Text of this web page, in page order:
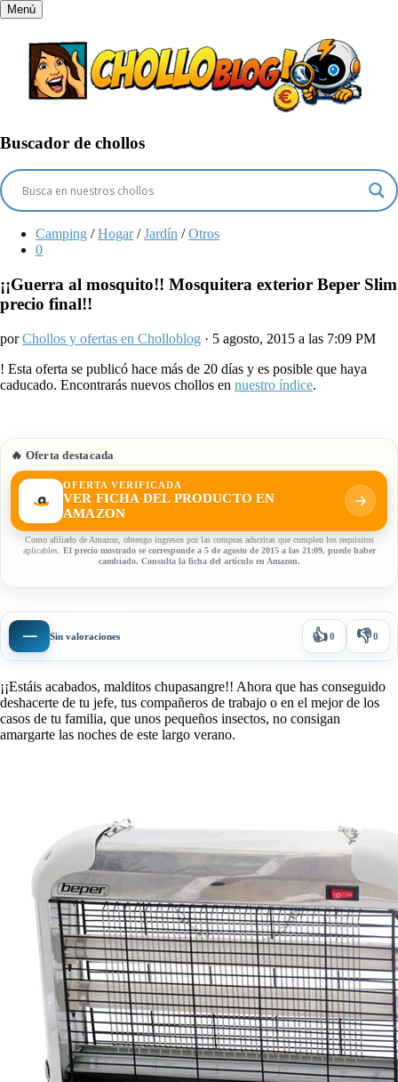
Menú
Buscador de chollos
Camping / Hogar / Jardín / Otros
0
¡¡Guerra al mosquito!! Mosquitera exterior Beper Slim
precio final!!
porChollos y ofertas en Cholloblog · 5 agosto, 2015 a las 7:09 PM
! Esta oferta se publicó hace más de 20 días y es posible que haya
caducado. Encontrarás nuevos chollos en nuestro índice.
🔥 Oferta destacada
OFERTA VERIFICADA
VER FICHA DEL PRODUCTO EN
AMAZON
Como afiliado de Amazon, obtengo ingresos por las compras adscritas que cumplen los requisitos
aplicables. El precio mostrado se corresponde a 5 de agosto de 2015 a las 21:09, puede haber
cambiado. Consulta la ficha del artículo en Amazon.
— Sin valoraciones 👍0 👎0
¡¡Estáis acabados, malditos chupasangre!! Ahora que has conseguido
deshacerte de tu jefe, tus compañeros de trabajo o en el mejor de los
casos de tu familia, que unos pequeños insectos, no consigan
amargarte las noches de este largo verano.